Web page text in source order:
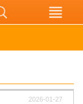
2026-01-27